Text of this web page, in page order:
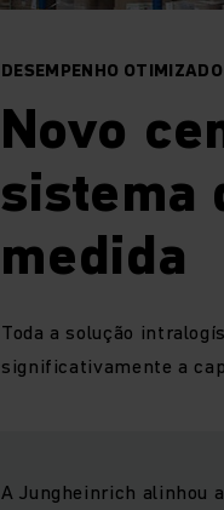
DESEMPENHO
Novo
sistema
medida
Toda a solução
significativamente a
A Jungheinrich alinhou